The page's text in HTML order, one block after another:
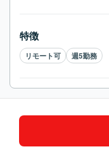
特徴
リモート可 週5勤務